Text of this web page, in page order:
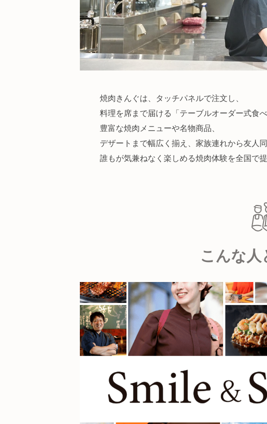
焼肉きんぐは、タッチパネルで注文し、
料理を席まで届ける「テーブルオーダー式食
豊富な焼肉メニューや名物商品、
デザートまで幅広く揃え、家族連れから友人同
誰もが気兼ねなく楽しめる焼肉体験を全国で提
こんな